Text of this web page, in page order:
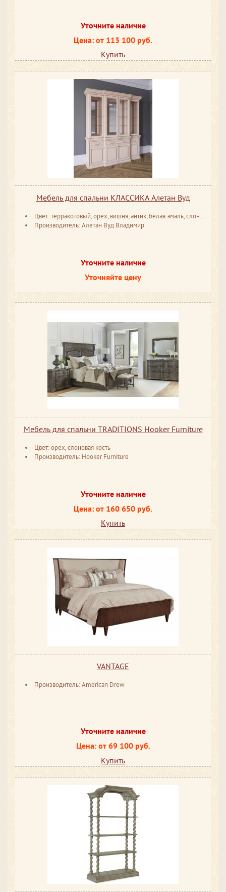
Уточните наличие
Цена: от 113 100 руб.
Купить
Мебель для спальни КЛАССИКА Алетан Вуд
Цвет: терракотовый, орех, вишня, антик, белая эмаль, слоновая кость
Производитель: Алетан Вуд Владимир
Уточните наличие
Уточняйте цену
Мебель для спальни TRADITIONS Hooker Furniture
Цвет: орех, слоновая кость
Производитель: Hooker Furniture
Уточните наличие
Цена: от 160 650 руб.
Купить
VANTAGE
Производитель: American Drew
Уточните наличие
Цена: от 69 100 руб.
Купить